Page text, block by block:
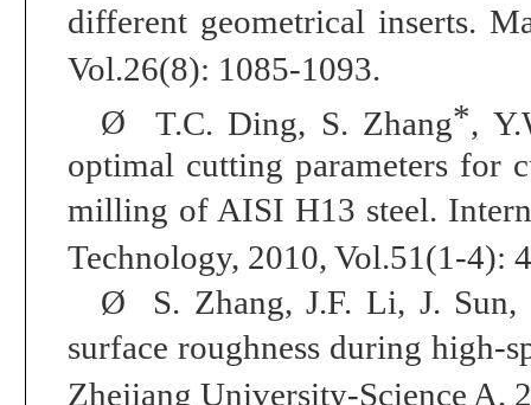
different geometrical inserts.
Vol.26(8): 1085-1093.
Ø
T.C. Ding, S. Zhang*,
optimal cutting parameters for
milling of AISI H13 steel.
Technology, 2010, Vol.51(1-4):
Ø
S. Zhang, J.F. Li, J.
surface roughness during
Zhejiang University-Science A,